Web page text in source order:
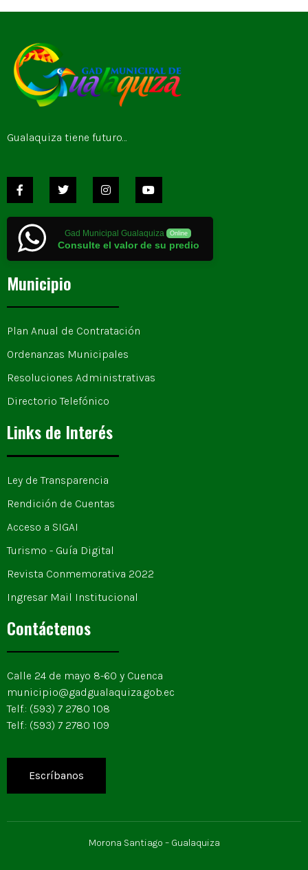
Gualaquiza tiene futuro…
Gad Municipal Gualaquiza Online
Consulte el valor de su predio
Municipio
Plan Anual de Contratación
Ordenanzas Municipales
Resoluciones Administrativas
Directorio Telefónico
Links de Interés
Ley de Transparencia
Rendición de Cuentas
Acceso a SIGAI
Turismo - Guía Digital
Revista Conmemorativa 2022
Ingresar Mail Institucional
Contáctenos
Calle 24 de mayo 8-60 y Cuenca
municipio@gadgualaquiza.gob.ec
Telf.: (593) 7 2780 108
Telf.: (593) 7 2780 109
Escríbanos
Morona Santiago – Gualaquiza